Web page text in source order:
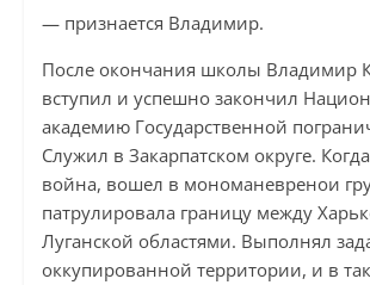
— признается Владимир.
После окончания школы Владимир
вступил и успешно закончил
академию Государственной
Служил в Закарпатском округе.
война, вошел в мономаневренои
патрулировала границу между
Луганской областями. Выполнял
оккупированной территории, и в